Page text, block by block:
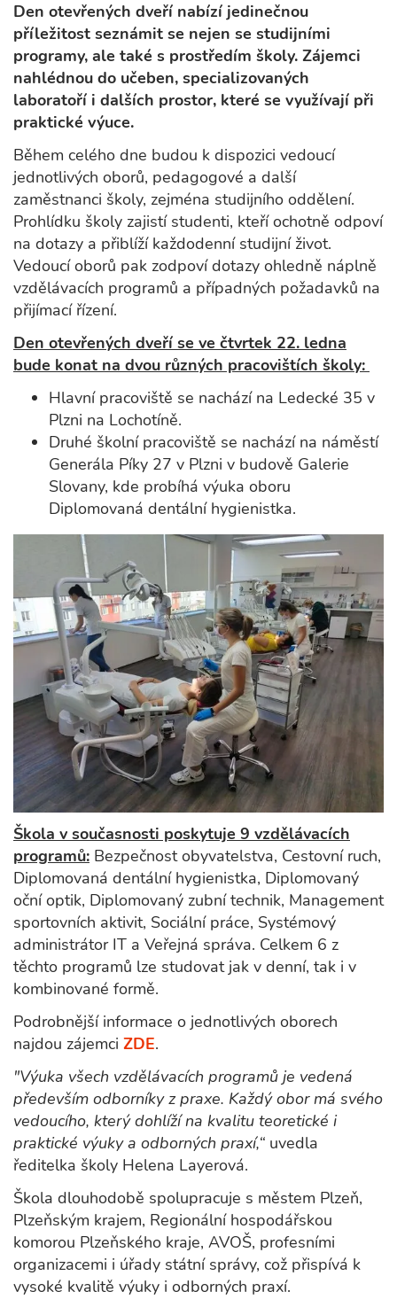
Den otevřených dveří nabízí jedinečnou
příležitost seznámit se nejen se studijními
programy, ale také s prostředím školy. Zájemci
nahlédnou do učeben, specializovaných
laboratoří i dalších prostor, které se využívají při
praktické výuce.
Během celého dne budou k dispozici vedoucí
jednotlivých oborů, pedagogové a další
zaměstnanci školy, zejména studijního oddělení.
Prohlídku školy zajistí studenti, kteří ochotně odpoví
na dotazy a přiblíží každodenní studijní život.
Vedoucí oborů pak zodpoví dotazy ohledně náplně
vzdělávacích programů a případných požadavků na
přijímací řízení.
Den otevřených dveří se ve čtvrtek 22. ledna
bude konat na dvou různých pracovištích školy:
Hlavní pracoviště se nachází na Ledecké 35 v
Plzni na Lochotíně.
Druhé školní pracoviště se nachází na náměstí
Generála Píky 27 v Plzni v budově Galerie
Slovany, kde probíhá výuka oboru
Diplomovaná dentální hygienistka.
Škola v současnosti poskytuje 9 vzdělávacích
programů: Bezpečnost obyvatelstva, Cestovní ruch,
Diplomovaná dentální hygienistka, Diplomovaný
oční optik, Diplomovaný zubní technik, Management
sportovních aktivit, Sociální práce, Systémový
administrátor IT a Veřejná správa. Celkem 6 z
těchto programů lze studovat jak v denní, tak i v
kombinované formě.
Podrobnější informace o jednotlivých oborech
najdou zájemci ZDE.
"Výuka všech vzdělávacích programů je vedená
především odborníky z praxe. Každý obor má svého
vedoucího, který dohlíží na kvalitu teoretické i
praktické výuky a odborných praxí,“ uvedla
ředitelka školy Helena Layerová.
Škola dlouhodobě spolupracuje s městem Plzeň,
Plzeňským krajem, Regionální hospodářskou
komorou Plzeňského kraje, AVOŠ, profesními
organizacemi i úřady státní správy, což přispívá k
vysoké kvalitě výuky i odborných praxí.